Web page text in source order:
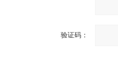
验证码：